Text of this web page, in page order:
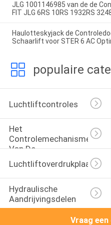
JLG 1001146985 van de de
FIT JLG 6RS 10RS 1932RS
Haulotteskyjack de
Schaarlift voor STER 6 AC
populaire
Luchtliftcontroles
Het
Controlemechanisme
Van De
Asbedieningshendel
Luchtliftoverdrukplaatje
Hydraulische
Aandrijvingsdelen
Vraag